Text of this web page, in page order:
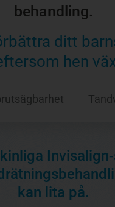
behandling.
ditt
hen
kan lita på.